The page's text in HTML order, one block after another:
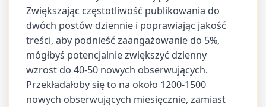
Zwiększając częstotliwość publikowania do
dwóch postów dziennie i poprawiając jakość
treści, aby podnieść zaangażowanie do 5%,
mógłbyś potencjalnie zwiększyć dzienny
wzrost do 40-50 nowych obserwujących.
Przekładałoby się to na około 1200-1500
nowych obserwujących miesięcznie, zamiast